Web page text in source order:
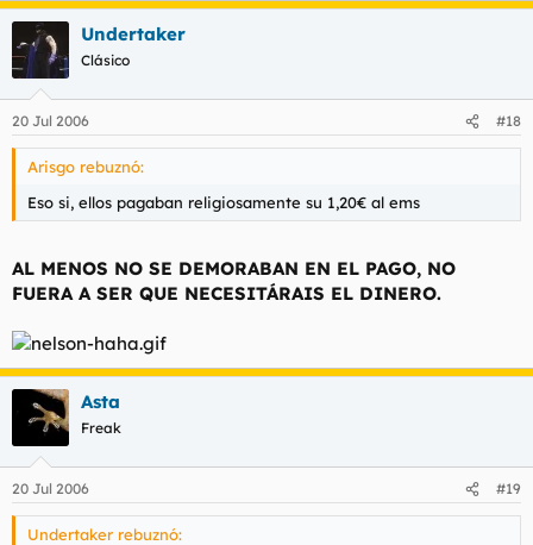
Undertaker
Clásico
20 Jul 2006 #18
Arisgo rebuznó:
Eso si, ellos pagaban religiosamente su 1,20€ al ems
AL MENOS NO SE DEMORABAN EN EL PAGO, NO
FUERA A SER QUE NECESITÁRAIS EL DINERO.
Asta
Freak
20 Jul 2006 #19
Undertaker rebuznó: